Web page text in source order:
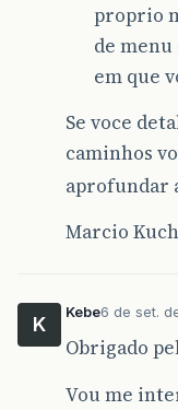
proprio
de
em que
Se voce
caminhos
aprofundar
Marcio
K
Kebe6 de set.
Obrigado
Vou me